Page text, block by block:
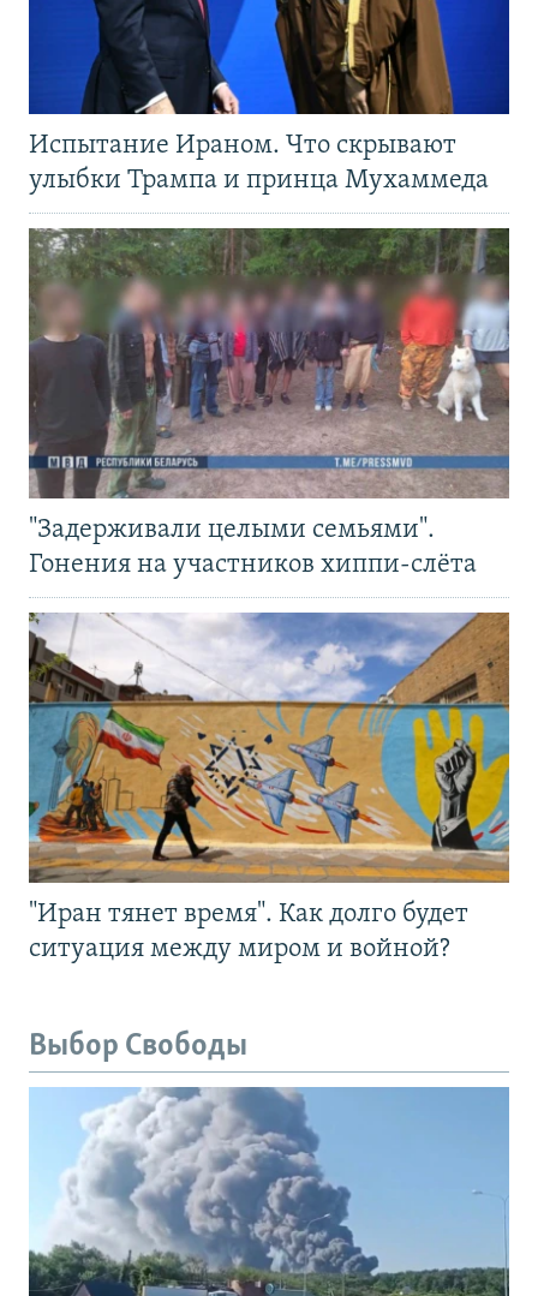
Испытание Ираном. Что скрывают
улыбки Трампа и принца Мухаммеда
"Задерживали целыми семьями".
Гонения на участников хиппи-слёта
"Иран тянет время". Как долго будет
ситуация между миром и войной?
Выбор Свободы